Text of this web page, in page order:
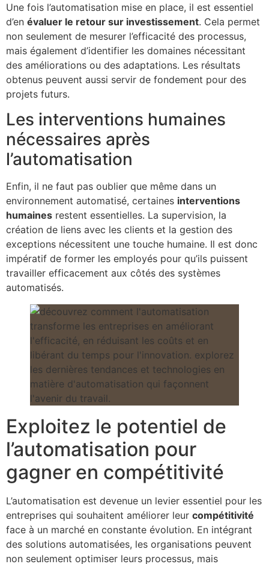
Une fois l’automatisation mise en place, il est essentiel
d’en évaluer le retour sur investissement. Cela permet
non seulement de mesurer l’efficacité des processus,
mais également d’identifier les domaines nécessitant
des améliorations ou des adaptations. Les résultats
obtenus peuvent aussi servir de fondement pour des
projets futurs.
Les interventions humaines
nécessaires après
l’automatisation
Enfin, il ne faut pas oublier que même dans un
environnement automatisé, certaines interventions
humaines restent essentielles. La supervision, la
création de liens avec les clients et la gestion des
exceptions nécessitent une touche humaine. Il est donc
impératif de former les employés pour qu’ils puissent
travailler efficacement aux côtés des systèmes
automatisés.
Exploitez le potentiel de
l’automatisation pour
gagner en compétitivité
L’automatisation est devenue un levier essentiel pour les
entreprises qui souhaitent améliorer leur compétitivité
face à un marché en constante évolution. En intégrant
des solutions automatisées, les organisations peuvent
non seulement optimiser leurs processus, mais